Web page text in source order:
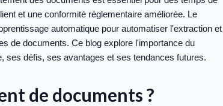
et une conformité réglementaire améliorée. Le
automatique pour automatiser l'extraction et
de documents. Ce blog explore l'importance du
ses défis, ses avantages et ses tendances futures.
de documents ?